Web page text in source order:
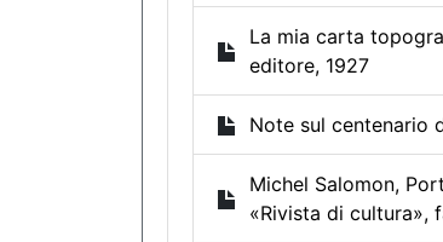
La mia carta
editore, 1927
Note sul centenario
Michel Salomon,
«Rivista di cultura»,